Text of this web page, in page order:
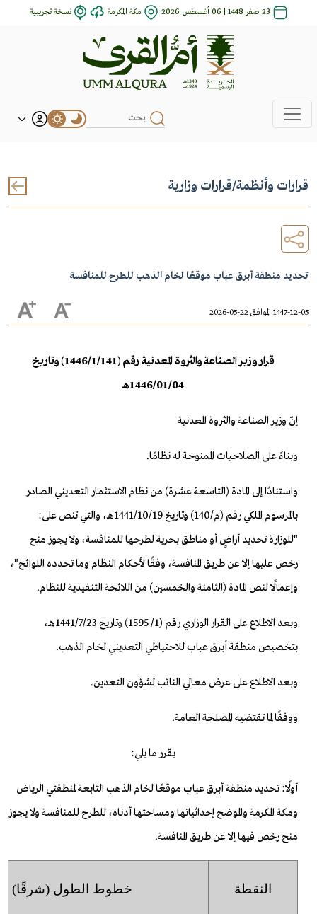
23 صفر 1448 | 06 أغسطس 2026 مكة المكرمة نسخة تجريبية
قرارات وأنظمة/قرارات وزارية
تحديد منطقة أبرق عباب موقعًا لخام الذهب للطرح للمنافسة
1447-12-05 الموافق 22-05-2026
قرار وزير الصناعة والثروة المعدنية رقم (141/‏1‏/1446) وتاريخ
04/‏01‏/1446هـ
إنّ وزير الصناعة والثروة المعدنية
وبناءً على الصلاحيات الممنوحة له نظامًا.
واستنادًا إلى المادة (التاسعة عشرة) من نظام الاستثمار التعديني الصادر
بالمرسوم الملكي رقم (م/140) وتاريخ 19/‏10‏/1441هـ، والتي تنص على:
"للوزارة تحديد أراضٍ أو مناطق بحرية لطرحها للمنافسة، ولا يجوز منح
رخص عليها إلا عن طريق المنافسة، وفقًا لأحكام النظام وما تحدده اللوائح"،
وإعمالًا لنص المادة (الثامنة والخمسين) من اللائحة التنفيذية للنظام.
وبعد الاطلاع على القرار الوزاري رقم (1/ 1595) وتاريخ 23/‏7‏/1441هـ،
بتخصيص منطقة أبرق عباب للاحتياطي التعديني لخام الذهب.
وبعد الاطلاع على عرض معالي النائب لشؤون التعدين.
ووفقًا لما تقتضيه المصلحة العامة.
يقرر ما يلي:
أولًا: تحديد منطقة أبرق عباب موقعًا لخام الذهب التابعة لمنطقتي الرياض
ومكة المكرمة والموضح إحداثياتها ومساحتها أدناه، للطرح للمنافسة ولا يجوز
منح رخص فيها إلا عن طريق المنافسة.
النقطة خطوط الطول (شرقًا)